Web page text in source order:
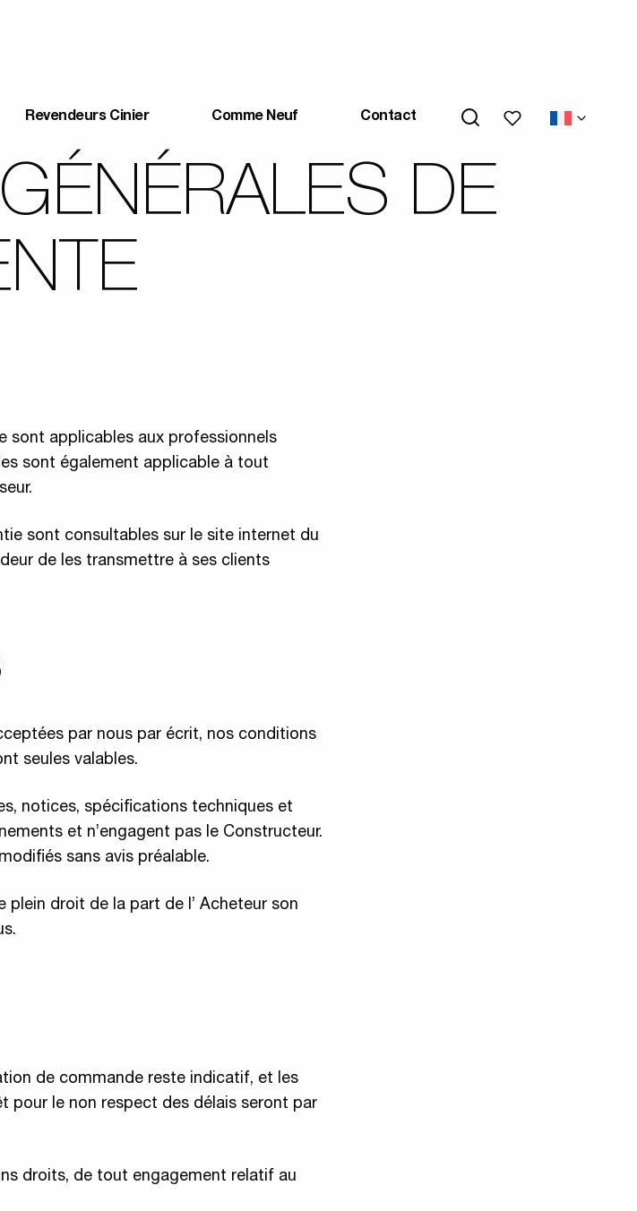
Revendeurs Cinier Comme Neuf Contact Mes favoris
DE
sont applicables aux professionnels
sont également applicable à tout
sont consultables sur le site internet du
de les transmettre à ses clients
par nous par écrit, nos conditions
seules valables.
notices, spécifications techniques et
et n’engagent pas le Constructeur.
sans avis préalable.
droit de la part de l’ Acheteur son
de commande reste indicatif, et les
pour le non respect des délais seront par
droits, de tout engagement relatif au